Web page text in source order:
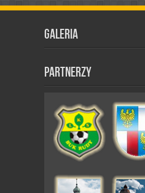
Galeria
Partnerzy